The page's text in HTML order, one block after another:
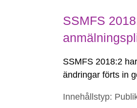
SSMFS
SSMFS 2018:2
ändringar förts in
Innehållstyp: